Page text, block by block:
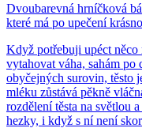
Dvoubarevná hrníčková
které má po upečení
Když potřebuji upéct něco
vytahovat váha, sahám po
obyčejných surovin, těsto
mléku zůstává pěkně
rozdělení těsta na světlou
hezky, i když s ní není